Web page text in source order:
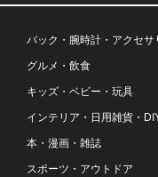
バック・腕時計・アクセサ
グルメ・飲食
キッズ・ベビー・玩具
インテリア・日用雑貨・
本・漫画・雑誌
スポーツ・アウトドア